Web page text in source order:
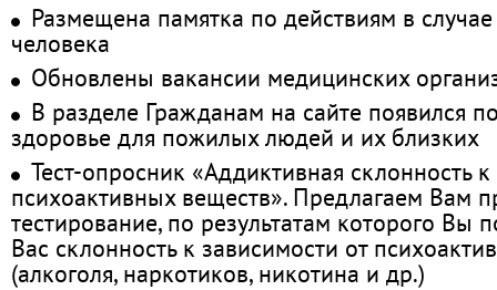
Размещена памятка по действиям в
человека
Обновлены вакансии медицинских
В разделе Гражданам на сайте появился
здоровье для пожилых людей и их близких
Тест-опросник «Аддиктивная склонность
психоактивных веществ». Предлагаем Вам
тестирование, по результатам которого Вы
Вас склонность к зависимости от
(алкоголя, наркотиков, никотина и др.)